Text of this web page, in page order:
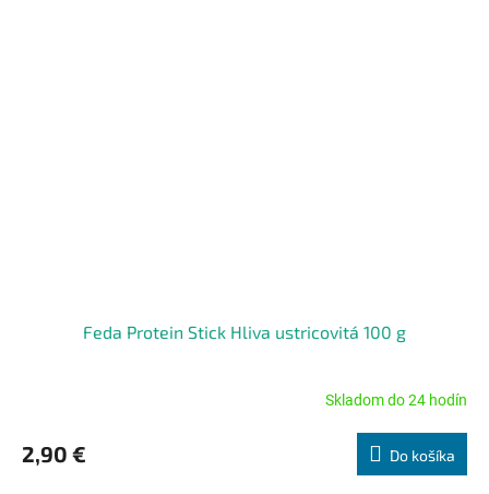
Feda Protein Stick Hliva ustricovitá 100 g
produktu
je
Skladom do 24 hodín
2,90 € Do košíka